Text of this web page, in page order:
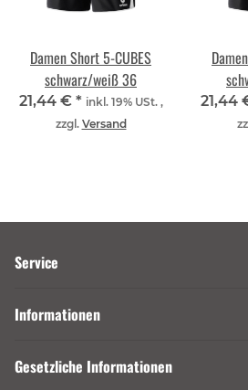
Damen Short 5-CUBES
schwarz/weiß 36
21,44 € * inkl. 19% USt. ,
zzgl. Versand
21,44
Service
Informationen
Gesetzliche Informationen